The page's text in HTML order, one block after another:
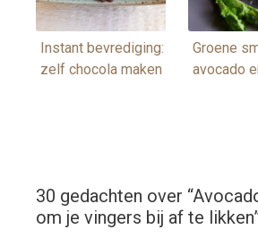
Instant bevrediging:
zelf chocola maken
Groene
avocado
30 gedachten over “
om je vingers bij af te likken